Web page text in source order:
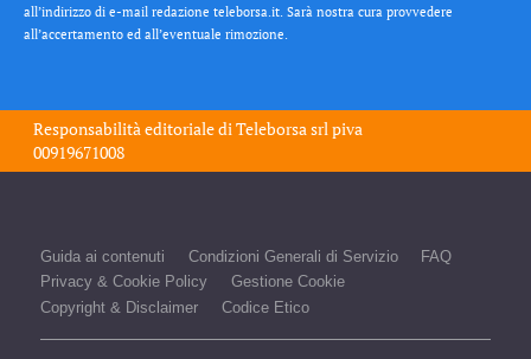
all’indirizzo di e-mail redazione teleborsa.it. Sarà nostra cura provvedere
all’accertamento ed all’eventuale rimozione.
Responsabilità editoriale diTeleborsa srlpiva
00919671008
Guida ai contenuti Condizioni Generali di Servizio
FAQ
Privacy & Cookie Policy
Gestione Cookie
Copyright & Disclaimer
Codice Etico